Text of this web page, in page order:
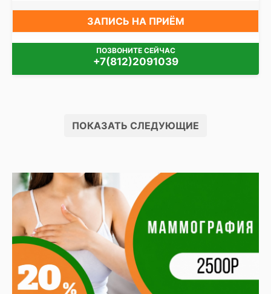
ЗАПИСЬ НА ПРИЁМ
ПОЗВОНИТЕ СЕЙЧАС
+7(812)2091039
ПОКАЗАТЬ СЛЕДУЮЩИЕ